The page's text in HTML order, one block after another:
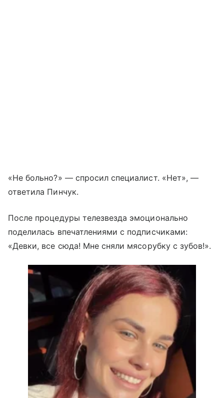
«Не больно?» — спросил специалист. «Нет», —
ответила Пинчук.
После процедуры телезвезда эмоционально
поделилась впечатлениями с подписчиками:
«Девки, все сюда! Мне сняли мясорубку с зубов!».